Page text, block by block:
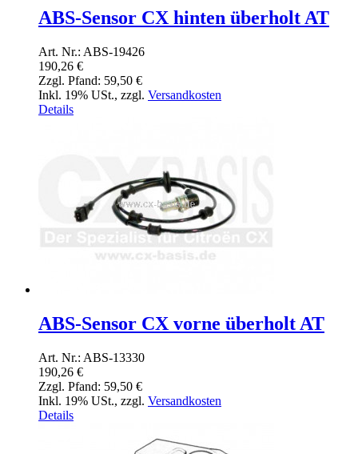
ABS-Sensor CX hinten überholt AT
Art. Nr.: ABS-19426
190,26 €
Zzgl. Pfand: 59,50 €
Inkl. 19% USt., zzgl. Versandkosten
Details
ABS-Sensor CX vorne überholt AT
Art. Nr.: ABS-13330
190,26 €
Zzgl. Pfand: 59,50 €
Inkl. 19% USt., zzgl. Versandkosten
Details